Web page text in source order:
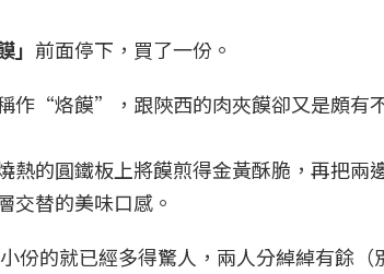
」 前面停下，買了一份。
作“烙饃”，跟陝西的肉夾饃卻又是頗有
的圓鐵板上將饃煎得金黃酥脆，再把兩
交替的美味口感。
份的就已經多得驚人，兩人分綽綽有餘（